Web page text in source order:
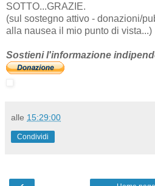
SOTTO...GRAZIE.
(sul sostegno attivo - donazioni/
alla nausea il mio punto di vista...)
Sostieni l'informazione
alle 15:29:00
Condividi